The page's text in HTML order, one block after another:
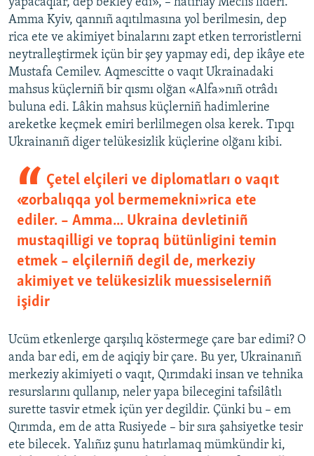
yapacaqlar, dep bekley edi», – hatırlay Meclis lideri.
Amma Kyiv, qannıñ aqıtılmasına yol berilmesin, dep
rica ete ve akimiyet binalarını zapt etken terroristlerni
neytralleştirmek içün bir şey yapmay edi, dep ikâye ete
Mustafa Cemilev. Aqmescitte o vaqıt Ukrainadaki
mahsus küçlerniñ bir qısmı olğan «Alfa»nıñ otrâdı
buluna edi. Lâkin mahsus küçlerniñ hadimlerine
areketke keçmek emiri berlilmegen olsa kerek. Tıpqı
Ukrainanıñ diger telükesizlik küçlerine olğanı kibi.
Çetel elçileri ve diplomatları o vaqıt
«zorbalıqqa yol bermemekni» rica ete
ediler. – Amma... Ukraina devletiniñ
mustaqilligi ve topraq bütünligini temin
etmek – elçilerniñ degil de, merkeziy
akimiyet ve telükesizlik muessiselerniñ
işidir
Ucüm etkenlerge qarşılıq köstermege çare bar edimi? O
anda bar edi, em de aqiqiy bir çare. Bu yer, Ukrainanıñ
merkeziy akimiyeti o vaqıt, Qırımdaki insan ve tehnika
resurslarını qullanıp, neler yapa bilecegini tafsilâtlı
surette tasvir etmek içün yer degildir. Çünki bu – em
Qırımda, em de atta Rusiyede – bir sıra şahsiyetke tesir
ete bilecek. Yalıñız şunu hatırlamaq mümkündir ki,